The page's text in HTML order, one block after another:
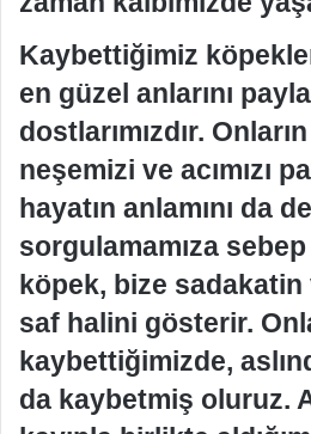
Kaybettiğimiz
en güzel anlarını
dostlarımızdır.
neşemizi ve acımızı
hayatın anlamını da
sorgulamamıza
köpek, bize
saf halini gösterir.
kaybettiğimizde,
da kaybetmiş oluruz.